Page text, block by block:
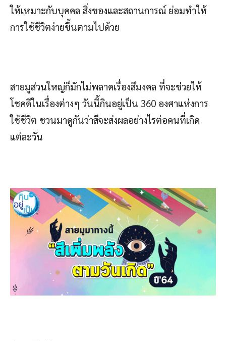
ให้เหมาะกับบุคคล สิ่งของและสถานการณ์ ย่อมทำให้
การใช้ชีวิตง่ายขึ้นตามไปด้วย
สายมูส่วนใหญ่ก็มักไม่พลาดเรื่องสีมงคล ที่จะช่วยให้
โชคดีในเรื่องต่างๆ วันนี้กินอยู่เป็น 360 องศาแห่งการ
ใช้ชีวิต ชวนมาดูกันว่าสีจะส่งผลอย่างไรต่อคนที่เกิด
แต่ละวัน